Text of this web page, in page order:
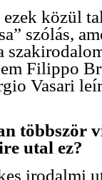
közül
szólás,
Filippo
Vasari
többször
utal ez?
irodalmi